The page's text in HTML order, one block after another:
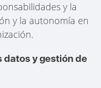
y la
y la autonomía en
datos y gestión de